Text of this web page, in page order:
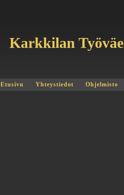
Karkkilan
Etusivu Yhteystiedot Ohjelmisto